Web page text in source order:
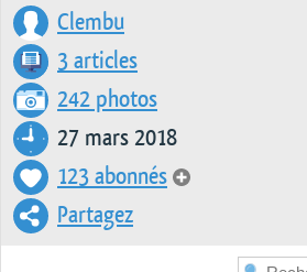
Clembu
3 articles
242 photos
27 mars 2018
123 abonnés
Partagez